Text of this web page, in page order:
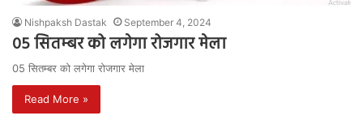
Nishpaksh Dastak September 4, 2024
05 सितम्बर को लगेगा रोजगार मेला
05 सितम्बर को लगेगा रोजगार मेला
Read More »